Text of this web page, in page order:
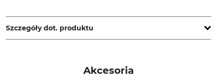
www.latschbacher.com
Szczegóły dot. produktu
drewna
Akcesoria